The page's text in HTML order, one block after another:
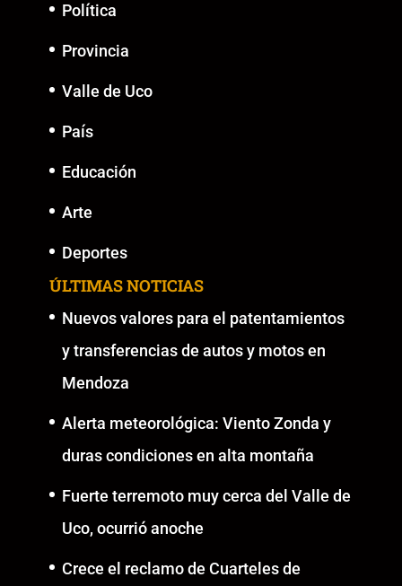
Política
Provincia
Valle de Uco
País
Educación
Arte
Deportes
ÚLTIMAS NOTICIAS
Nuevos valores para el patentamientos
y transferencias de autos y motos en
Mendoza
Alerta meteorológica: Viento Zonda y
duras condiciones en alta montaña
Fuerte terremoto muy cerca del Valle de
Uco, ocurrió anoche
Crece el reclamo de Cuarteles de